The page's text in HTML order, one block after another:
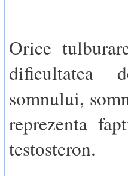
Orice
dificultatea
somnului,
reprezenta
testosteron.